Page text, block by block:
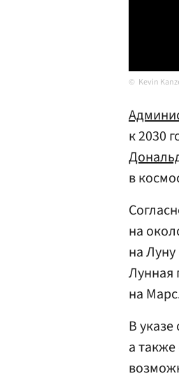
Kevin
к 2030
в
на
на
Лунная
на
В указе
а